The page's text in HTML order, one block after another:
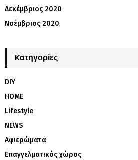
Δεκέμβριος 2020
Νοέμβριος 2020
Kατηγορίες
DIY
HOME
Lifestyle
NEWS
Αφιερώματα
Επαγγελματικός χώρος